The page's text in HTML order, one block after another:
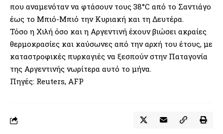
που αναμενόταν να φτάσουν τους 38°C από το Σαντιάγο
έως το Μπιό-Μπιό την Κυριακή και τη Δευτέρα.
Τόσο η Χιλή όσο και η Αργεντινή έχουν βιώσει ακραίες
θερμοκρασίες και καύσωνες από την αρχή του έτους, με
καταστροφικές πυρκαγιές να ξεσπούν στην Παταγονία
της Αργεντινής νωρίτερα αυτό το μήνα.
Πηγές: Reuters, AFP